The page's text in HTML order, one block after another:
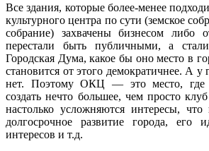
Все здания, которые более-менее
культурного центра по сути (земское
собрание) захвачены бизнесом либо
перестали быть публичными, а стали
Городская Дума, какое бы оно место в
становится от этого демократичнее. А у
нет. Поэтому ОКЦ — это место, где
создать нечто большее, чем просто
настолько усложняются интересы,
долгосрочное развитие города, его
интересов и т.д.